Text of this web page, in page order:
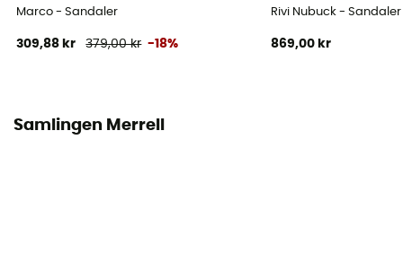
Marco - Sandaler
309,88 kr 379,00 kr -18%
Rivi Nubuck -
869,00 kr
Samlingen Merrell